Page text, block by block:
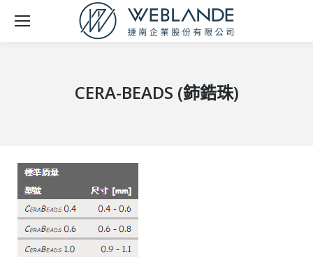
CERA-BEADS (鈰鋯珠)